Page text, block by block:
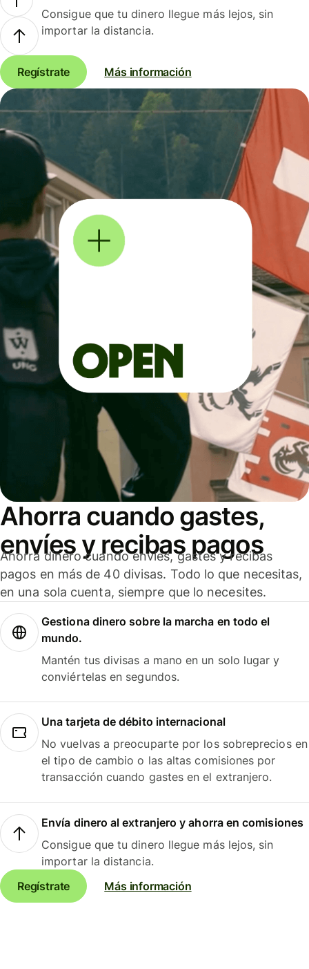
Consigue que tu dinero llegue más lejos, sin
importar la distancia.
Regístrate Más información
Ahorra cuando gastes,
envíes y recibas pagos
Ahorra dinero cuando envíes, gastes y recibas
pagos en más de 40 divisas. Todo lo que necesitas,
en una sola cuenta, siempre que lo necesites.
Gestiona dinero sobre la marcha en todo el
mundo.
Mantén tus divisas a mano en un solo lugar y
conviértelas en segundos.
Una tarjeta de débito internacional
No vuelvas a preocuparte por los sobreprecios en
el tipo de cambio o las altas comisiones por
transacción cuando gastes en el extranjero.
Envía dinero al extranjero y ahorra en comisiones
Consigue que tu dinero llegue más lejos, sin
importar la distancia.
Regístrate
Más información